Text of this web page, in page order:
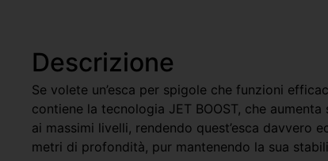
Descrizione
Se volete un’esca per spigole che funzioni
contiene la tecnologia JET BOOST, che
ai massimi livelli, rendendo quest’esca
metri di profondità, pur mantenendo la sua